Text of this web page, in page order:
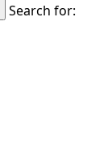
Search for: